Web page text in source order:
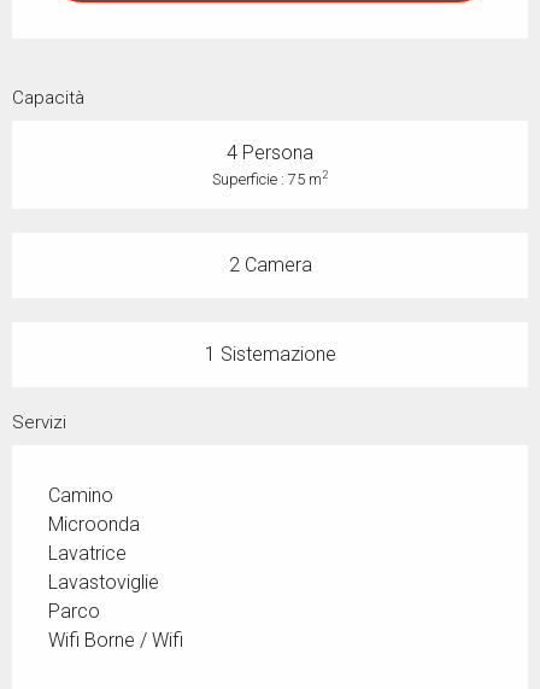
Capacità
4 Persona
Superficie : 75 m2
2 Camera
1 Sistemazione
Servizi
Camino
Microonda
Lavatrice
Lavastoviglie
Parco
Wifi Borne / Wifi